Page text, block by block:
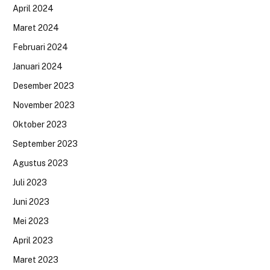
April 2024
Maret 2024
Februari 2024
Januari 2024
Desember 2023
November 2023
Oktober 2023
September 2023
Agustus 2023
Juli 2023
Juni 2023
Mei 2023
April 2023
Maret 2023